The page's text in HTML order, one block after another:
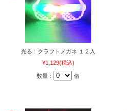
光る！クラフトメガネ １２入
¥1,129(税込)
数量： 個